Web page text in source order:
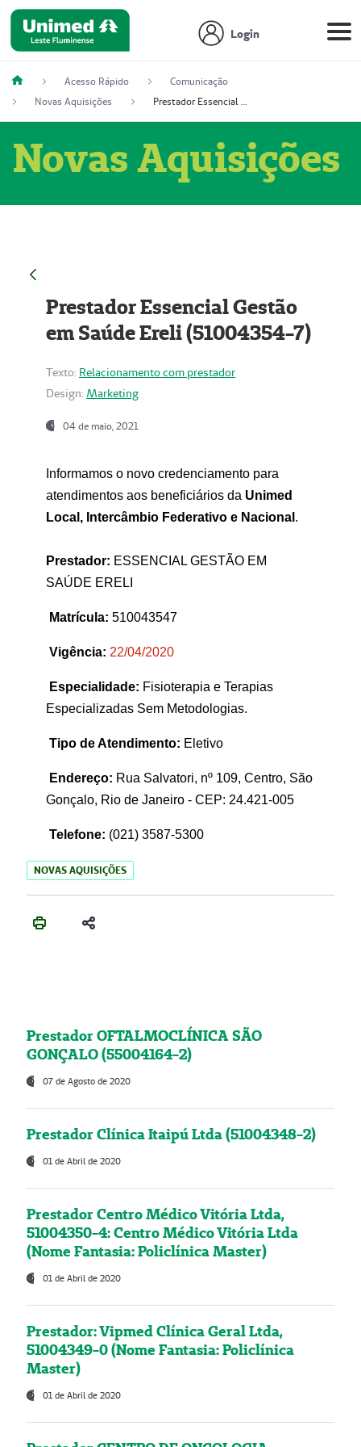
Login
Acesso Rápido
Comunicação
Novas Aquisições
Prestador Essencial Gestão em Saúde Ereli (51004354-7)
Novas Aquisições
Prestador Essencial Gestão
em Saúde Ereli (51004354-7)
Texto: Relacionamento com prestador
Design: Marketing
04 de maio, 2021
Informamos o novo credenciamento para
atendimentos aos beneficiários da Unimed
Local, Intercâmbio Federativo e Nacional .
Prestador: ESSENCIAL GESTÃO EM
SAÚDE ERELI
Matrícula: 510043547
Vigência: 22/04/2020
Especialidade: Fisioterapia e Terapias
Especializadas Sem Metodologias.
Tipo de Atendimento: Eletivo
Endereço: Rua Salvatori, nº 109, Centro, São
Gonçalo, Rio de Janeiro - CEP: 24.421-005
Telefone: (021) 3587-5300
NOVAS AQUISIÇÕES
Prestador OFTALMOCLÍNICA SÃO
GONÇALO (55004164-2)
07 de Agosto de 2020
Prestador Clínica Itaipú Ltda (51004348-2)
01 de Abril de 2020
Prestador Centro Médico Vitória Ltda,
51004350-4: Centro Médico Vitória Ltda
(Nome Fantasia: Policlínica Master)
01 de Abril de 2020
Prestador: Vipmed Clínica Geral Ltda,
51004349-0 (Nome Fantasia: Policlínica
Master)
01 de Abril de 2020